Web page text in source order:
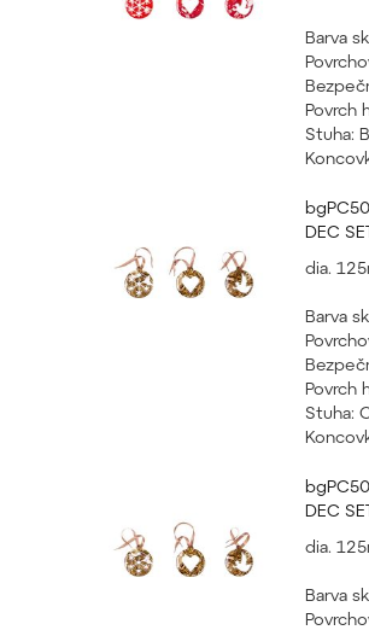
Barva
Povrch
Stuha:
DEC
dia.
Barva
Povrch
Stuha:
DEC
dia.
Barva